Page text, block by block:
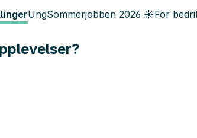
UngSommerjobben 2026 ☀️For